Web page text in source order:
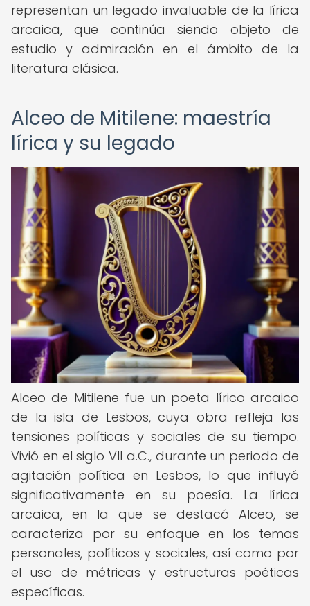
representan un legado invaluable de la lírica
arcaica, que continúa siendo objeto de
estudio y admiración en el ámbito de la
literatura clásica.
Alceo de Mitilene: maestría
lírica y su legado
Alceo de Mitilene fue un poeta lírico arcaico
de la isla de Lesbos, cuya obra refleja las
tensiones políticas y sociales de su tiempo.
Vivió en el siglo VII a.C., durante un periodo de
agitación política en Lesbos, lo que influyó
significativamente en su poesía. La lírica
arcaica, en la que se destacó Alceo, se
caracteriza por su enfoque en los temas
personales, políticos y sociales, así como por
el uso de métricas y estructuras poéticas
específicas.